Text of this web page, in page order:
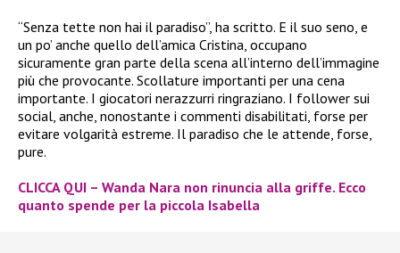
“Senza tette non hai il paradiso”, ha scritto. E il suo seno, e
un po’ anche quello dell’amica Cristina, occupano
sicuramente gran parte della scena all’interno dell’immagine
più che provocante. Scollature importanti per una cena
importante. I giocatori nerazzurri ringraziano. I follower sui
social, anche, nonostante i commenti disabilitati, forse per
evitare volgarità estreme. Il paradiso che le attende, forse,
pure.
CLICCA QUI – Wanda Nara non rinuncia alla griffe. Ecco
quanto spende per la piccola Isabella